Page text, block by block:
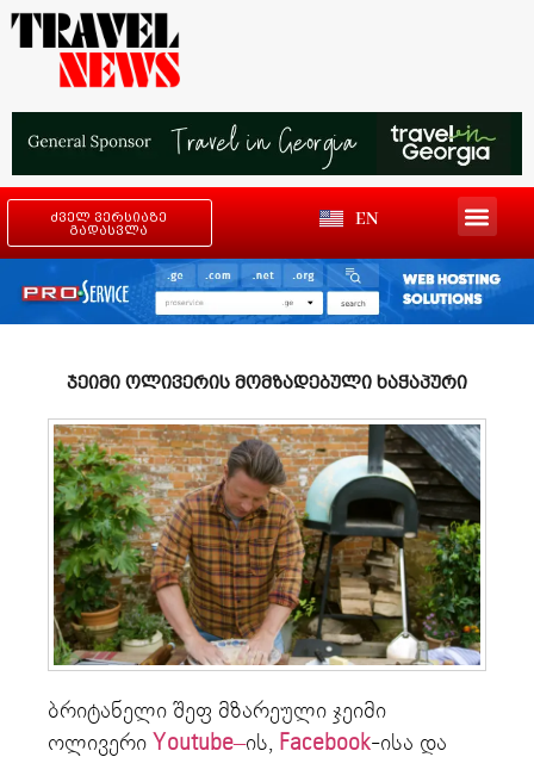
ძველ ვერსიაზე
გადასვლა
EN
ჯეიმი ოლივერის მომზადებული ხაჭაპური
ბრიტანელი შეფ მზარეული ჯეიმი
ოლივერი Youtube–ის, Facebook-ისა და